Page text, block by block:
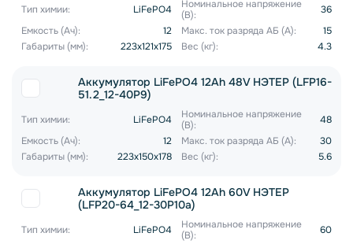
Тип химии: LiFePO4
Номинальное напряжение
(В):
36
Емкость (Ач):
12 Макс. ток разряда АБ (А):
15
Габариты (мм):
223x121x175 Вес (кг): 4.3
Аккумулятор LiFePO4 12Ah 48V НЭТЕР (LFP16-
51.2_12-40P9)
Тип химии: LiFePO4
Номинальное напряжение
(В):
48
Емкость (Ач):
12 Макс. ток разряда АБ (А):
30
Габариты (мм):
223x150x178 Вес (кг): 5.6
Аккумулятор LiFePO4 12Ah 60V НЭТЕР
(LFP20-64_12-30P10a)
Тип химии: LiFePO4
Номинальное напряжение
(В):
60